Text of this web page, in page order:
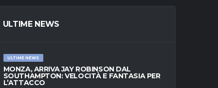
ULTIME NEWS
ULTIME NEWS
MONZA, ARRIVA JAY ROBINSON DAL
SOUTHAMPTON: VELOCITÀ E FANTASIA PER
L’ATTACCO